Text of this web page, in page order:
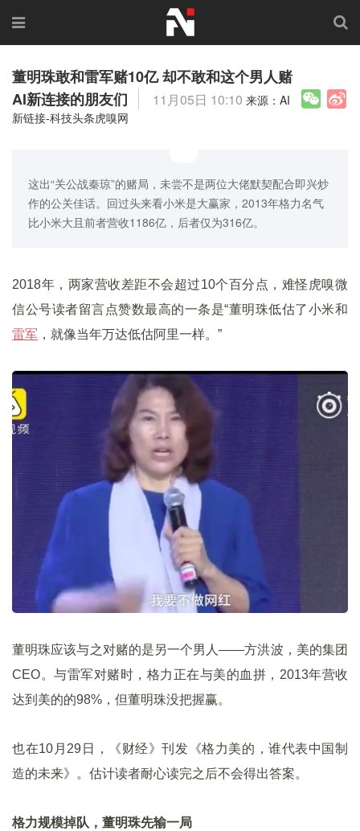
董明珠敢和雷军赌10亿 却不敢和这个男人赌
AI新连接的朋友们
11月05日 10:10 来源：AI
新链接-科技头条虎嗅网
这出“关公战秦琼”的赌局，未尝不是两位大佬默契配合即兴炒
作的公关佳话。回过头来看小米是大赢家，2013年格力名气
比小米大且前者营收1186亿，后者仅为316亿。
2018年，两家营收差距不会超过10个百分点，难怪虎嗅微
信公号读者留言点赞数最高的一条是“董明珠低估了小米和
雷军 ，就像当年万达低估阿里一样。”
董明珠应该与之对赌的是另一个男人——方洪波，美的集团
CEO。与雷军对赌时，格力正在与美的血拼，2013年营收
达到美的的98%，但董明珠没把握赢。
也在10月29日，《财经》刊发《格力美的，谁代表中国制
造的未来》。估计读者耐心读完之后不会得出答案。
格力规模掉队，董明珠先输一局